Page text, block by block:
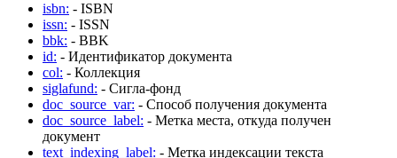
isbn: - ISBN
issn: - ISSN
bbk: - BBK
id: - Идентификатор документа
col: - Коллекция
siglafund: - Сигла-фонд
doc_source_var: - Способ получения документа
doc_source_label: - Метка места, откуда получен
документ
text_indexing_label: - Метка индексации текста